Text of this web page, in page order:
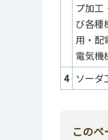
プ加工
び各種
用・配
電気機
4 ソーダ
この